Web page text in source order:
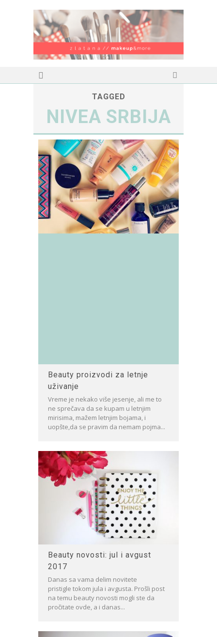
TAGGED
NIVEA SRBIJA
Beauty proizvodi za letnje
uživanje
Vreme je nekako više jesenje, ali me to
ne sprečava da se kupam u letnjim
mirisima, mažem letnjim bojama, i
uopšte,da se pravim da nemam pojma...
Beauty novosti: jul i avgust
2017
Danas sa vama delim novitete
pristigle tokom jula i avgusta. Prošli post
na temu beauty novosti mogli ste da
pročitate ovde, a i danas...